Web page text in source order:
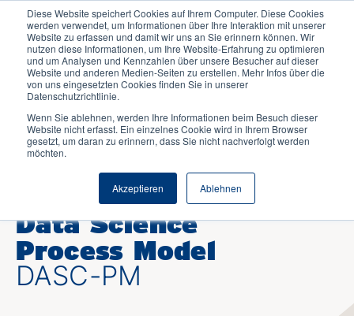
Diese Website speichert Cookies auf Ihrem Computer. Diese Cookies
werden verwendet, um Informationen über Ihre Interaktion mit unserer
Website zu erfassen und damit wir uns an Sie erinnern können. Wir
nutzen diese Informationen, um Ihre Website-Erfahrung zu optimieren
und um Analysen und Kennzahlen über unsere Besucher auf dieser
Website und anderen Medien-Seiten zu erstellen. Mehr Infos über die
von uns eingesetzten Cookies finden Sie in unserer
Datenschutzrichtlinie.
Wenn Sie ablehnen, werden Ihre Informationen beim Besuch dieser
Website nicht erfasst. Ein einzelnes Cookie wird in Ihrem Browser
gesetzt, um daran zu erinnern, dass Sie nicht nachverfolgt werden
möchten.
Akzeptieren Ablehnen
Data Science
Process Model
DASC-PM